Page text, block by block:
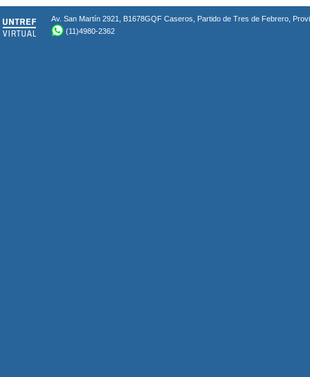
Av. San Martín 2921, B1678GQF Caseros, Partido de Tres de Febrero,
(11)4980-2362